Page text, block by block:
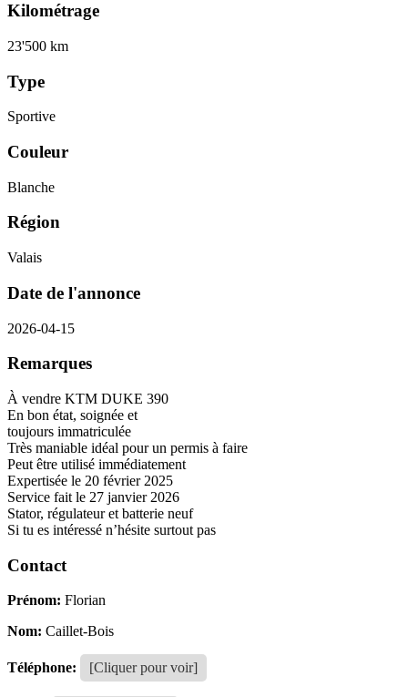
Kilométrage
23'500 km
Type
Sportive
Couleur
Blanche
Région
Valais
Date de l'annonce
2026-04-15
Remarques
À vendre KTM DUKE 390
En bon état, soignée et
toujours immatriculée
Très maniable idéal pour un permis à faire
Peut être utilisé immédiatement
Expertisée le 20 février 2025
Service fait le 27 janvier 2026
Stator, régulateur et batterie neuf
Si tu es intéressé n’hésite surtout pas
Contact
Prénom: Florian
Nom: Caillet-Bois
Téléphone: [Cliquer pour voir]